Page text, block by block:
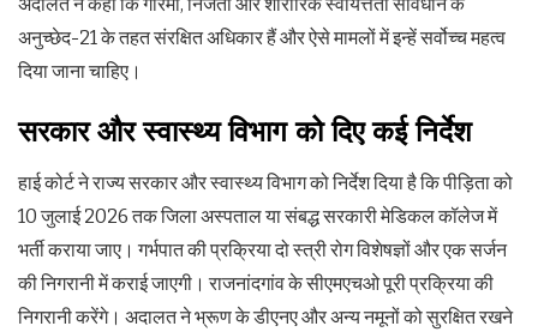
अनुच्छेद-21 के तहत संरक्षित अधिकार हैं और ऐसे मामलों में इन्हें सर्वोच्च महत्व
दिया जाना चाहिए।
सरकार और स्वास्थ्य विभाग को दिए कई निर्देश
हाई कोर्ट ने राज्य सरकार और स्वास्थ्य विभाग को निर्देश दिया है कि पीड़िता को
10 जुलाई 2026 तक जिला अस्पताल या संबद्ध सरकारी मेडिकल कॉलेज में
भर्ती कराया जाए। गर्भपात की प्रक्रिया दो स्त्री रोग विशेषज्ञों और एक सर्जन
की निगरानी में कराई जाएगी। राजनांदगांव के सीएमएचओ पूरी प्रक्रिया की
निगरानी करेंगे। अदालत ने भ्रूण के डीएनए और अन्य नमूनों को सुरक्षित रखने